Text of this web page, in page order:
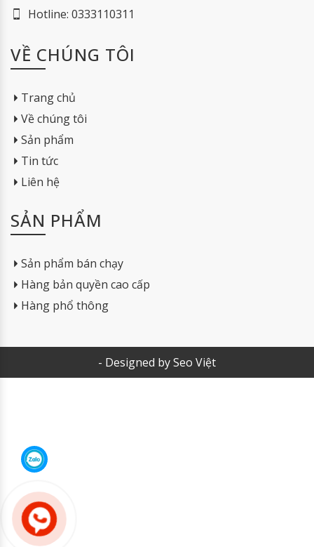
Hotline: 0333110311
VỀ CHÚNG TÔI
Trang chủ
Về chúng tôi
Sản phẩm
Tin tức
Liên hệ
SẢN PHẨM
Sản phẩm bán chạy
Hàng bản quyền cao cấp
Hàng phổ thông
- Designed by Seo Việt